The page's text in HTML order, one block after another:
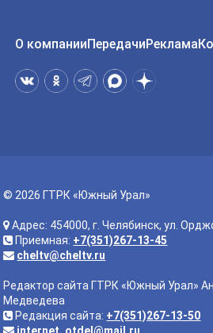
О компанииПередачиРеклама
© 2026 ГТРК «Южный Урал»
Адрес: 454000, г. Челябинск, ул.
Приемная: +7(351)267-13-45
cheltv@cheltv.ru
Редактор сайта ГТРК «Южный Урал»
Медведева
Редакция сайта: +7(351)267-13-50
internet_otdel@mail.ru